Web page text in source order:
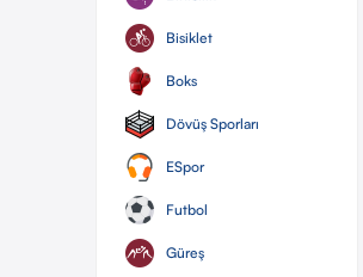
Bisiklet
Boks
Dövüş Sporları
ESpor
Futbol
Güreş